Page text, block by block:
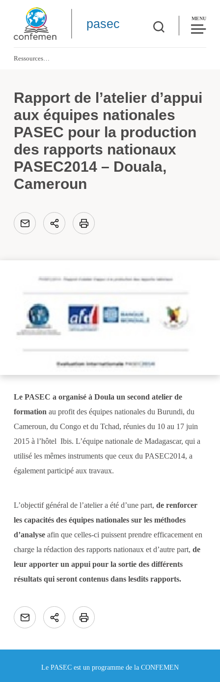
pasec MENU
Ressources
Rapport de l’atelier d’appui
aux équipes nationales
PASEC pour la production
des rapports nationaux
PASEC2014 – Douala,
Cameroun
Le PASEC a organisé à Doula un second atelier de
formation au profit des équipes nationales du Burundi, du
Cameroun, du Congo et du Tchad, réunies du 10 au 17 juin
2015 à l’hôtel Ibis. L’équipe nationale de Madagascar, qui a
utilisé les mêmes instruments que ceux du PASEC2014, a
également participé aux travaux.
L’objectif général de l’atelier a été d’une part, de renforcer
les capacités des équipes nationales sur les méthodes
d’analyse afin que celles-ci puissent prendre efficacement en
charge la rédaction des rapports nationaux et d’autre part, de
leur apporter un appui pour la sortie des différents
résultats qui seront contenus dans lesdits rapports.
Le PASEC est un programme de la CONFEMEN